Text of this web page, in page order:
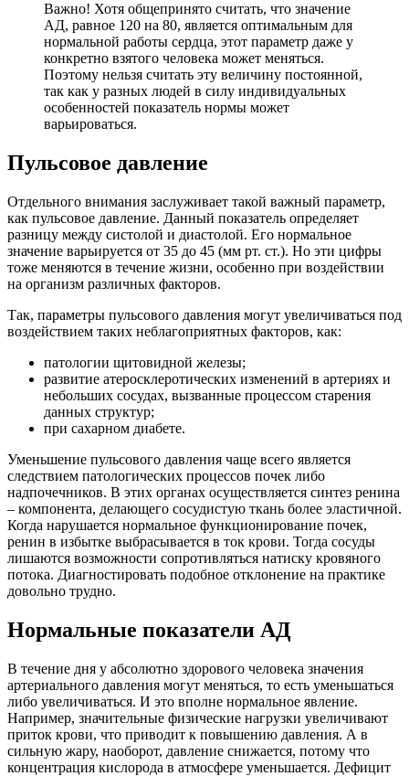
Важно! Хотя общепринято считать, что значение
АД, равное 120 на 80, является оптимальным для
нормальной работы сердца, этот параметр даже у
конкретно взятого человека может меняться.
Поэтому нельзя считать эту величину постоянной,
так как у разных людей в силу индивидуальных
особенностей показатель нормы может
варьироваться.
Пульсовое давление
Отдельного внимания заслуживает такой важный параметр,
как пульсовое давление. Данный показатель определяет
разницу между систолой и диастолой. Его нормальное
значение варьируется от 35 до 45 (мм рт. ст.). Но эти цифры
тоже меняются в течение жизни, особенно при воздействии
на организм различных факторов.
Так, параметры пульсового давления могут увеличиваться под
воздействием таких неблагоприятных факторов, как:
патологии щитовидной железы;
развитие атеросклеротических изменений в артериях и
небольших сосудах, вызванные процессом старения
данных структур;
при сахарном диабете.
Уменьшение пульсового давления чаще всего является
следствием патологических процессов почек либо
надпочечников. В этих органах осуществляется синтез ренина
– компонента, делающего сосудистую ткань более эластичной.
Когда нарушается нормальное функционирование почек,
ренин в избытке выбрасывается в ток крови. Тогда сосуды
лишаются возможности сопротивляться натиску кровяного
потока. Диагностировать подобное отклонение на практике
довольно трудно.
Нормальные показатели АД
В течение дня у абсолютно здорового человека значения
артериального давления могут меняться, то есть уменьшаться
либо увеличиваться. И это вполне нормальное явление.
Например, значительные физические нагрузки увеличивают
приток крови, что приводит к повышению давления. А в
сильную жару, наоборот, давление снижается, потому что
концентрация кислорода в атмосфере уменьшается. Дефицит